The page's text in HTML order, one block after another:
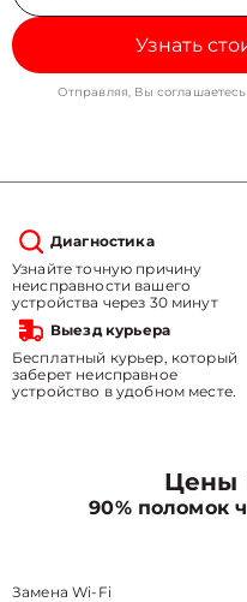
Узнать
Отправляя, Вы
Диагностика
Узнайте точную причину
неисправности вашего
устройства через 30 минут
Выезд курьера
Бесплатный курьер, который
заберет неисправное
устройство в удобном месте.
Цены
90% поломок
Замена Wi-Fi